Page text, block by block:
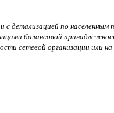
с детализацией по населенным
балансовой
сетевой организации или на